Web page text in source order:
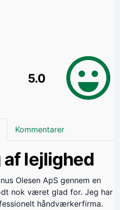
5.0
Kommentarer
af lejlighed
Olesen ApS gennem en
nok været glad for. Jeg har
håndværkerfirma.